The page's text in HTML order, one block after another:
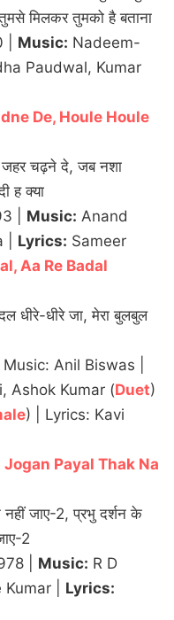
मिलकर तुमको है बताना
| Music: Nadeem-
Paudwal, Kumar
De, Houle Houle
जहर चढ़ने दे, जब नशा
ह क्या
| Music: Anand
| Lyrics: Sameer
Aa Re Badal
धीरे-धीरे जा, मेरा बुलबुल
Anil Biswas |
Ashok Kumar (Duet)
) | Lyrics: Kavi
Payal Thak Na
नहीं जाए-2, प्रभु दर्शन के
2
| Music: R D
| Lyrics: